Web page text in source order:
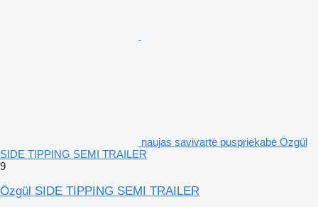
naujas savivartė puspriekabė Özgül
SIDE TIPPING SEMI TRAILER
9
Özgül SIDE TIPPING SEMI TRAILER